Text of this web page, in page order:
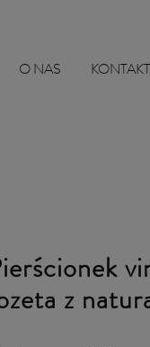
O NAS KONTAKT
z